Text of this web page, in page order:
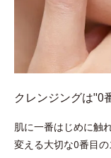
クレンジングは"0
肌に一番はじめに触
変える大切な0番目の